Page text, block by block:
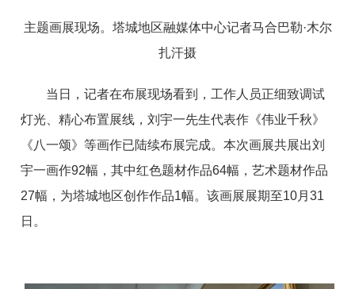
主题画展现场。塔城地区融媒体中心记者马合巴勒·木尔
扎汗摄
当日，记者在布展现场看到，工作人员正细致调试
灯光、精心布置展线，刘宇一先生代表作《伟业千秋》
《八一颂》等画作已陆续布展完成。本次画展共展出刘
宇一画作92幅，其中红色题材作品64幅，艺术题材作品
27幅，为塔城地区创作作品1幅。该画展展期至10月31
日。